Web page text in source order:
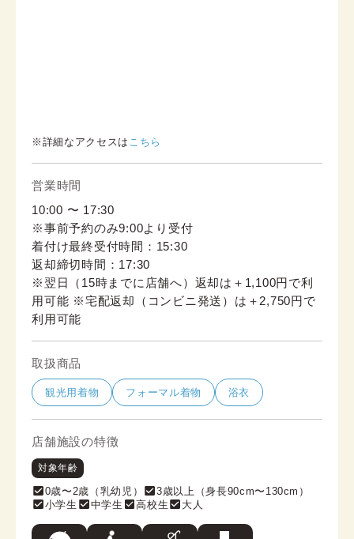
※詳細なアクセスは こちら
営業時間
10:00 〜 17:30
※事前予約のみ9:00より受付
着付け最終受付時間：15:30
返却締切時間：17:30
※翌日（15時までに店舗へ）返却は＋1,100円で利
用可能 ※宅配返却（コンビニ発送）は＋2,750円で
利用可能
取扱商品
観光用着物 フォーマル着物 浴衣
店舗施設の特徴
対象年齢
0歳〜2歳（乳幼児）
3歳以上（身長90cm〜130cm）
小学生
中学生 高校生 大人